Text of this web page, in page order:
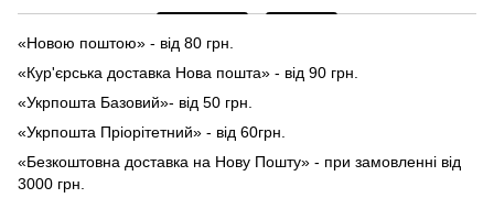
«Новою поштою» - від 80 грн.
«Кур'єрська доставка Нова пошта» - від 90 грн.
«Укрпошта Базовий»- від 50 грн.
«Укрпошта Пріорітетний» - від 60грн.
«Безкоштовна доставка на Нову Пошту» - при замовленні від
3000 грн.